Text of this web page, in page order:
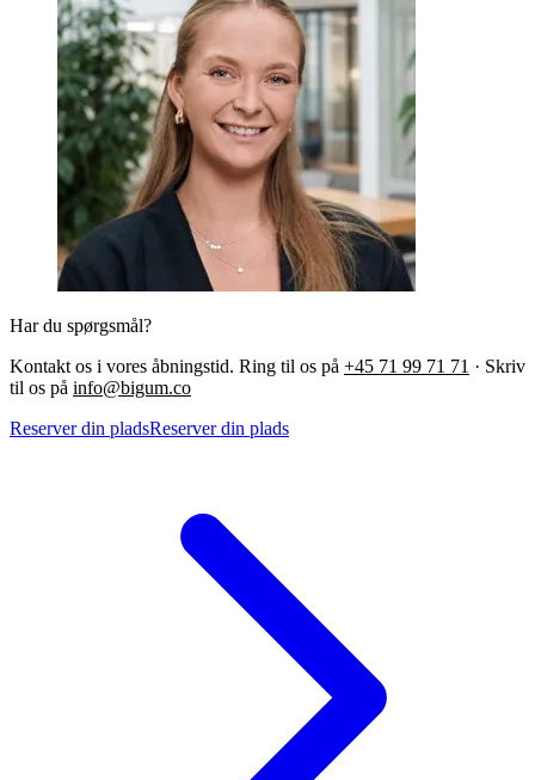
Har du spørgsmål?
Kontakt os i vores åbningstid. Ring til os på +45 71 99 71 71 · Skriv
til os på info@bigum.co
Reserver din pladsReserver din plads